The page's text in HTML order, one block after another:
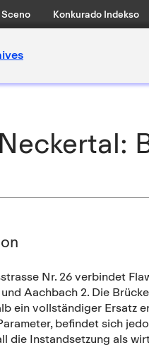
Sceno Konkurado Indekso
Nr. 26 verbindet
Aachbach 2. Die
ein vollständiger Ersatz
befindet sich
die Instandsetzung als